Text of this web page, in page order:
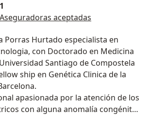
1
Aseguradoras aceptadas
Porras Hurtado especialista en
con Doctorado en Medicina
Santiago de Compostela
ship en Genética Clinica de la
apasionada por la atención de los
con alguna anomalía congénita
atención preconcepcional,